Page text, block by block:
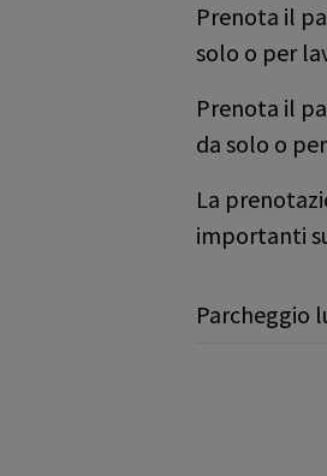
Prenota il
solo o per
Prenota il
da solo o
La
importanti
Parcheggio